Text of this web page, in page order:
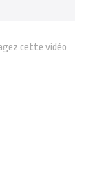
cette vidéo